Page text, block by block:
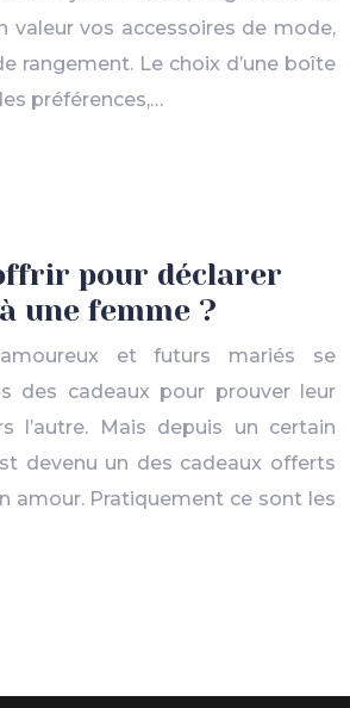
valeur vos accessoires de mode,
rangement. Le choix d’une boîte
préférences,…
pour déclarer
une femme ?
amoureux et futurs mariés se
des cadeaux pour prouver leur
l’autre. Mais depuis un certain
devenu un des cadeaux offerts
amour. Pratiquement ce sont les